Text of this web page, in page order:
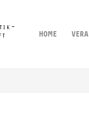
HOME